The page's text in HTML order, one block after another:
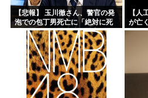
【悲報】 玉川徹さん、警官の発
泡での包丁男死亡に「絶対に死
刑にならない罪なのに警察が死
刑にした！」 → 元警官のマジレ
スがコチラ → ………
【人
が亡
取っ